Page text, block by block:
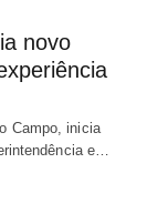
novo
Campo, inicia
e…